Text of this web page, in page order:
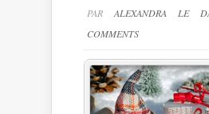
PAR ALEXANDRA LE
COMMENTS